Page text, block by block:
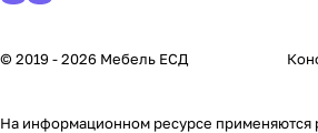
© 2019 - 2026 Мебель ЕСД
На информационном ресурсе применяются